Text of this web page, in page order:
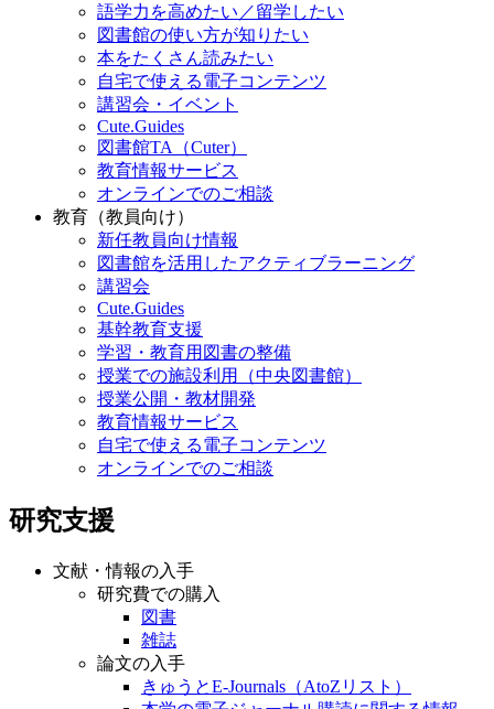
語学力を高めたい／留学したい
図書館の使い方が知りたい
本をたくさん読みたい
自宅で使える電子コンテンツ
講習会・イベント
Cute.Guides
図書館TA（Cuter）
教育情報サービス
オンラインでのご相談
教育（教員向け）
新任教員向け情報
図書館を活用したアクティブラーニング
講習会
Cute.Guides
基幹教育支援
学習・教育用図書の整備
授業での施設利用（中央図書館）
授業公開・教材開発
教育情報サービス
自宅で使える電子コンテンツ
オンラインでのご相談
研究支援
文献・情報の入手
研究費での購入
図書
雑誌
論文の入手
きゅうとE-Journals（AtoZリスト）